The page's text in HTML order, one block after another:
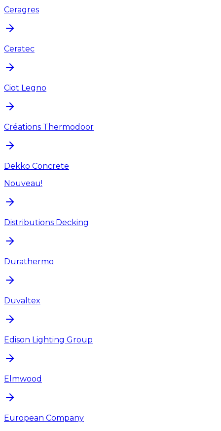
Ceragres
Ceratec
Ciot Legno
Créations Thermodoor
Dekko Concrete
Nouveau!
Distributions Decking
Durathermo
Duvaltex
Edison Lighting Group
Elmwood
European Company